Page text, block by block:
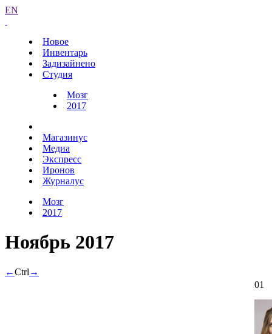
EN
Новое
Инвентарь
Задизайнено
Студия
Мозг
2017
Магазинус
Медиа
Экспресс
Иронов
Журналус
Мозг
2017
Ноябрь 2017
←Ctrl →
01